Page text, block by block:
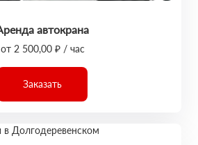
автокрана
от 2 500,00 ₽ / час
Заказать